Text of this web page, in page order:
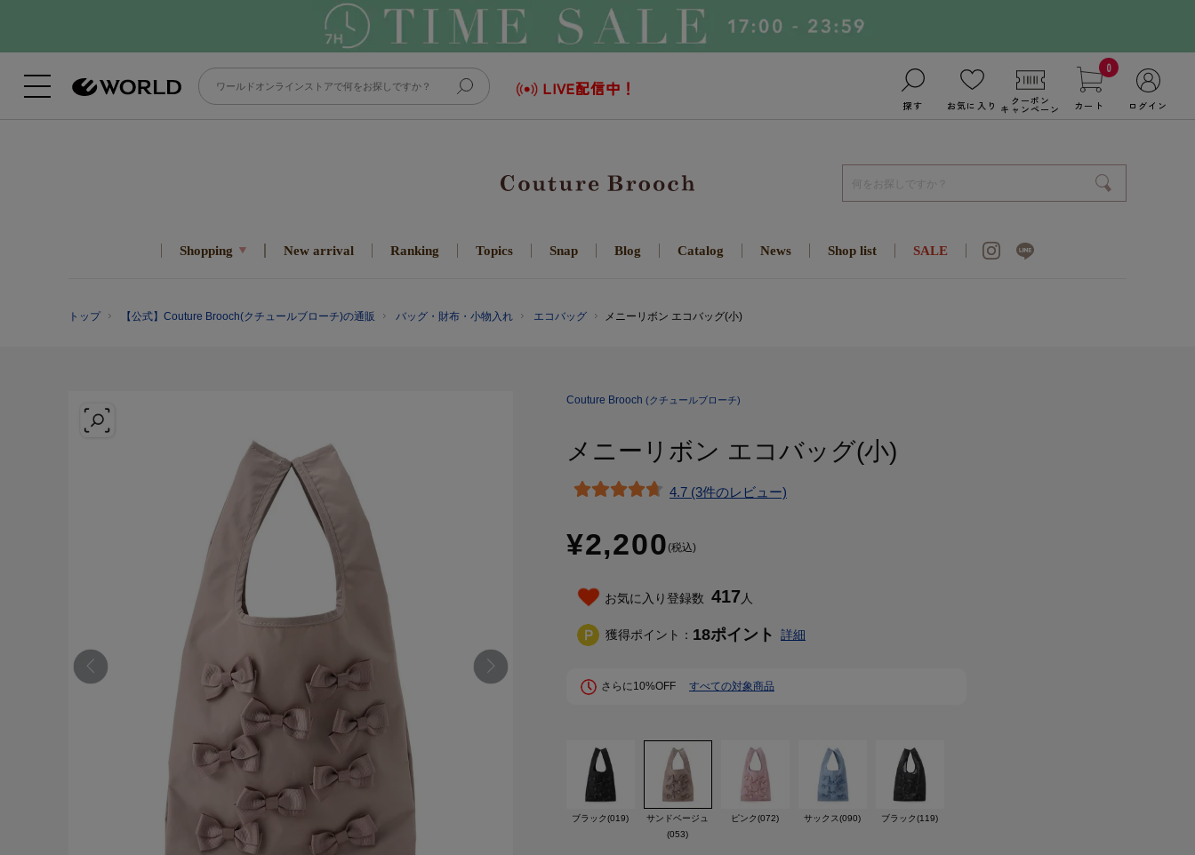
LIVE配信中！
探す お気に入り クーポン
キャンペーン
0
カート ログイン
Shopping New arrival Ranking Topics Snap Blog Catalog News Shop list SALE
トップ 【公式】Couture Brooch(クチュールブローチ)の通販 バッグ・財布・小物入れ エコバッグ メニーリボン エコバッグ(小)
Couture Brooch (クチュールブローチ)
メニーリボン エコバッグ(小)
4.7 (3件のレビュー)
¥2,200(税込)
お気に入り登録数 417人
獲得ポイント： 18ポイント 詳細
さらに10%OFF すべての対象商品
ブラック(019)
サンドベージュ
(053)
ピンク(072) サックス(090) ブラック(119)